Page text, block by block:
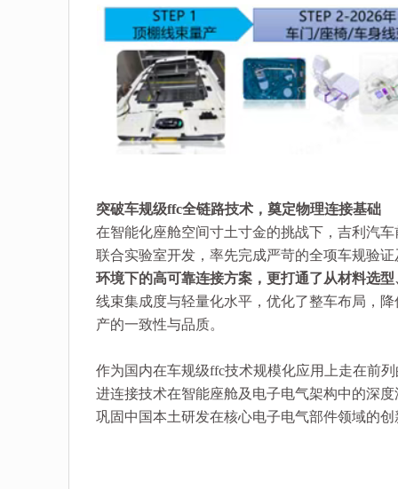
突破车规级ffc全链路技术，奠定物理连接基础
在智能化座舱空间寸土寸金的挑战下，吉利汽
联合实验室开发，率先完成严苛的全项车规验
环境下的高可靠连接方案，更打通了从材料选
线束集成度与轻量化水平，优化了整车布局，
产的一致性与品质。
作为国内在车规级ffc技术规模化应用上走在前
进连接技术在智能座舱及电子电气架构中的深
巩固中国本土研发在核心电子电气部件领域的